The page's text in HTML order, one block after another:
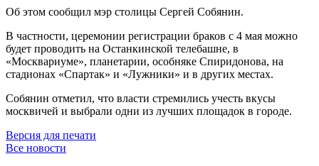
Об этом сообщил мэр столицы Сергей Собянин.
В частности, церемонии регистрации браков с 4 мая можно
будет проводить на Останкинской телебашне, в
«Москвариуме», планетарии, особняке Спиридонова, на
стадионах «Спартак» и «Лужники» и в других местах.
Собянин отметил, что власти стремились учесть вкусы
москвичей и выбрали одни из лучших площадок в городе.
Версия для печати
Все новости